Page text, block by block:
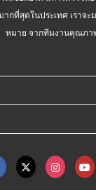
กที่สุดในประเทศ เราจ
หมาย จากทีมงานคุณภา